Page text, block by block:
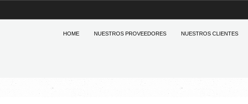
HOME NUESTROS PROVEEDORES NUESTROS CLIENTES